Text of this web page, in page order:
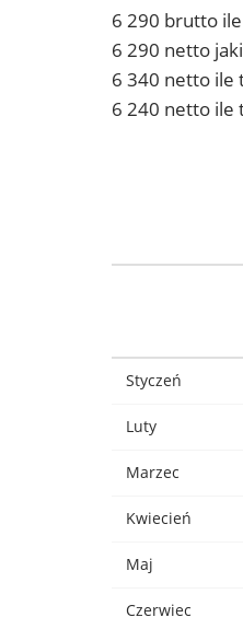
6 290 brutto
6 290 netto
6 340 netto ile
6 240 netto ile
Styczeń
Luty
Marzec
Kwiecień
Maj
Czerwiec